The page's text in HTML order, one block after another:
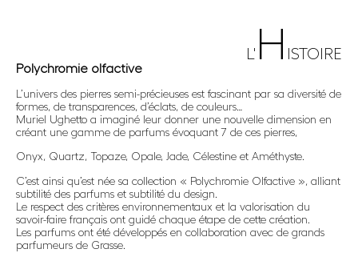
L' H ISTOIRE
Polychromie olfactive
L’univers des pierres semi-précieuses est fascinant par sa diversité de
formes, de transparences, d’éclats, de couleurs…
Muriel Ughetto a imaginé leur donner une nouvelle dimension en
créant une gamme de parfums évoquant 7 de ces pierres,
Onyx, Quartz, Topaze, Opale, Jade, Célestine et Améthyste.
C’est ainsi qu’est née sa collection « Polychromie Olfactive », alliant
subtilité des parfums et subtilité du design.
Le respect des critères environnementaux et la valorisation du
savoir-faire français ont guidé chaque étape de cette création.
Les parfums ont été développés en collaboration avec de grands
parfumeurs de Grasse.